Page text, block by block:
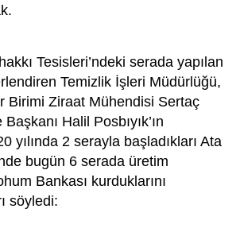
Tesisleri’ndeki serada yapılan
Temizlik İşleri Müdürlüğü,
Birimi Ziraat Mühendisi Sertaç
Halil Posbıyık’ın
yılında 2 serayla başladıkları Ata
bugün 6 serada üretim
Bankası kurduklarını
söyledi: